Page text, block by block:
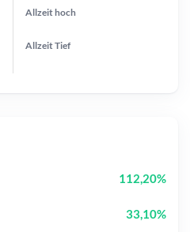
Allzeithoch
AllzeitTief
112,20%
33,10%